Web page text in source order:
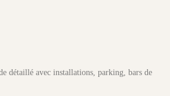
détaillé avec installations, parking, bars de